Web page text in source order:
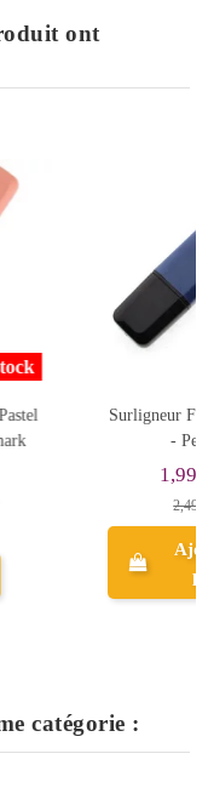
ont
Surligneur Vert HS-505 02 -
Ajouter au
panier
catégorie :